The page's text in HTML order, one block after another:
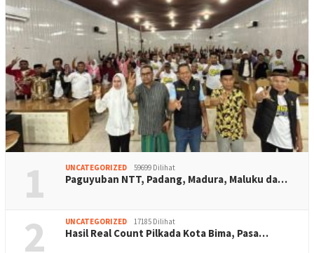
1 UNCATEGORIZED 59699 Dilihat
Paguyuban NTT, Padang, Madura, Maluku da…
2 UNCATEGORIZED 17185 Dilihat
Hasil Real Count Pilkada Kota Bima, Pasa…